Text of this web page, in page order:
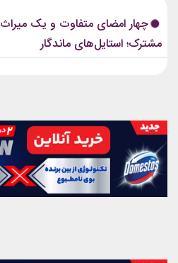
موزیک‌ویدئوها و مراسم‌های مهم جهانی،...
چهار امضای متفاوت و یک میراث
مشترک؛ استایل‌های ماندگار
بلک‌پینک که تاریخ مد کی‌پاپ را